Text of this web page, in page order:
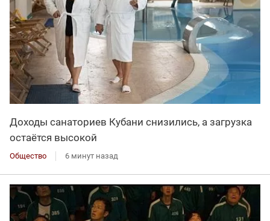
Доходы санаториев Кубани снизились, а загрузка
остаётся высокой
Общество 6 минут назад